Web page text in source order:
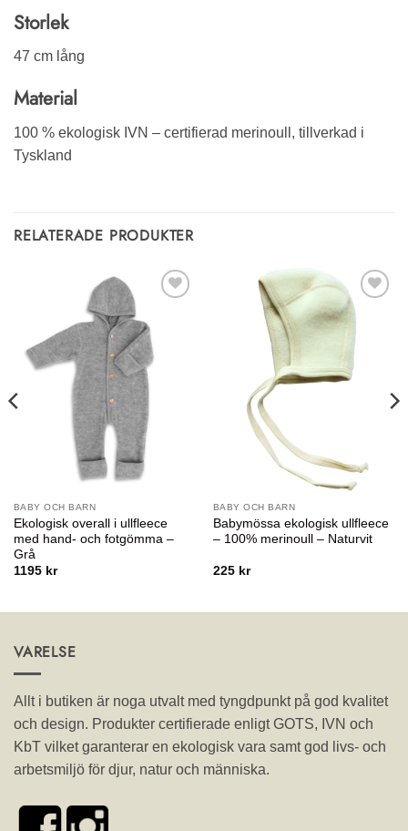
Storlek
47 cm lång
Material
100 % ekologisk IVN – certifierad merinoull, tillverkad i
Tyskland
RELATERADE PRODUKTER
Lägg till i
önskelistan
BABY OCH BARN
Ekologisk overall i ullfleece
med hand- och fotgömma –
Grå
1195 kr
Lägg till i
önskelistan
BABY OCH BARN
Babymössa ekologisk ullfleece
– 100% merinoull – Naturvit
225 kr
VARELSE
Allt i butiken är noga utvalt med tyngdpunkt på god kvalitet
och design. Produkter certifierade enligt GOTS, IVN och
KbT vilket garanterar en ekologisk vara samt god livs- och
arbetsmiljö för djur, natur och människa.